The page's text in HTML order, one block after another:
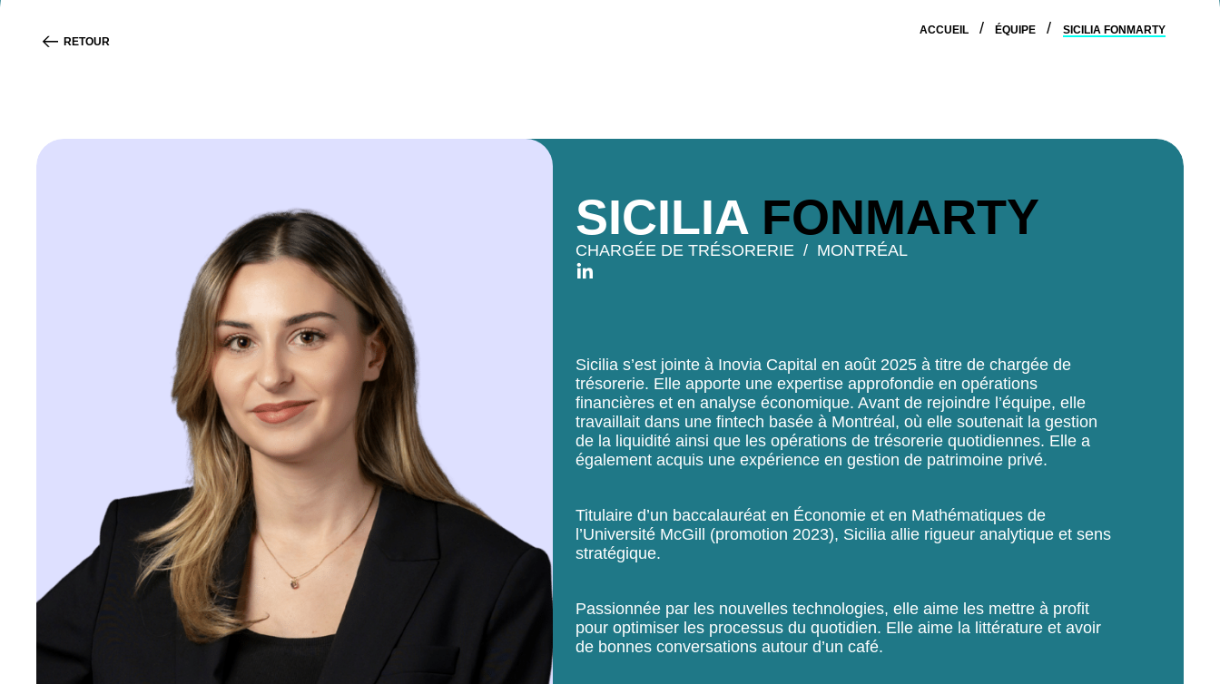
RETOUR
ACCUEIL ÉQUIPE SICILIA FONMARTY
SICILIA FONMARTY
CHARGÉE DE TRÉSORERIE MONTRÉAL
Sicilia s’est jointe à Inovia Capital en août 2025 à titre de chargée de
trésorerie. Elle apporte une expertise approfondie en opérations
financières et en analyse économique. Avant de rejoindre l’équipe, elle
travaillait dans une fintech basée à Montréal, où elle soutenait la gestion
de la liquidité ainsi que les opérations de trésorerie quotidiennes. Elle a
également acquis une expérience en gestion de patrimoine privé.
Titulaire d’un baccalauréat en Économie et en Mathématiques de
l’Université McGill (promotion 2023), Sicilia allie rigueur analytique et sens
stratégique.
Passionnée par les nouvelles technologies, elle aime les mettre à profit
pour optimiser les processus du quotidien. Elle aime la littérature et avoir
de bonnes conversations autour d’un café.